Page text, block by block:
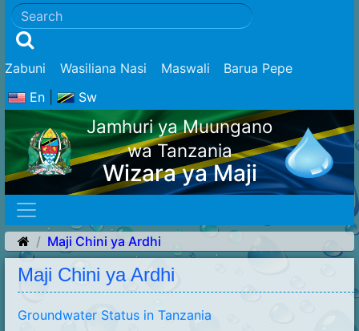
Zabuni Wasiliana Nasi Maswali
Barua Pepe
En
Sw
Jamhuri ya Muungano
wa Tanzania
Wizara ya Maji
Maji Chini ya Ardhi
Maji Chini ya Ardhi
Groundwater Status in Tanzania